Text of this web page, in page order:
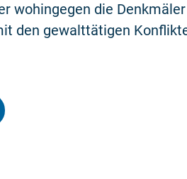
wohingegen die
den gewalttätigen